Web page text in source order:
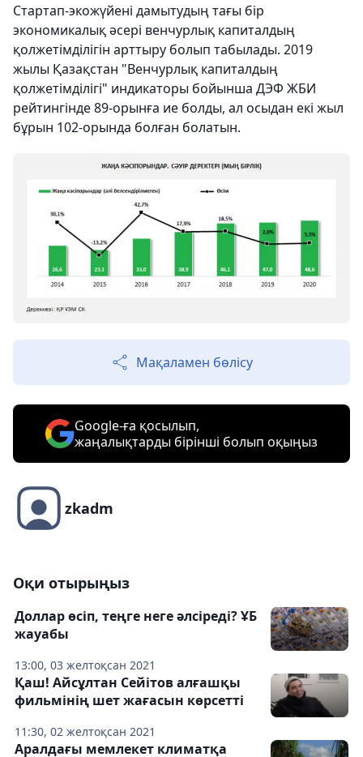
Стартап-экожүйені дамытудың тағы бір
экономикалық әсері венчурлық капиталдың
қолжетімділігін арттыру болып табылады. 2019
жылы Қазақстан "Венчурлық капиталдың
қолжетімділігі" индикаторы бойынша ДЭФ ЖБИ
рейтингінде 89-орынға ие болды, ал осыдан екі жыл
бұрын 102-орында болған болатын.
Мақаламен бөлісу
Google-ға қосылып,
жаңалықтарды бірінші болып оқыңыз
zkadm
Оқи отырыңыз
13:00, 03 желтоқсан 2021
Доллар өсіп, теңге неге әлсіреді? ҰБ
жауабы
11:30, 02 желтоқсан 2021
Қаш! Айсұлтан Сейітов алғашқы
фильмінің шет жағасын көрсетті
Аралдағы мемлекет климатқа